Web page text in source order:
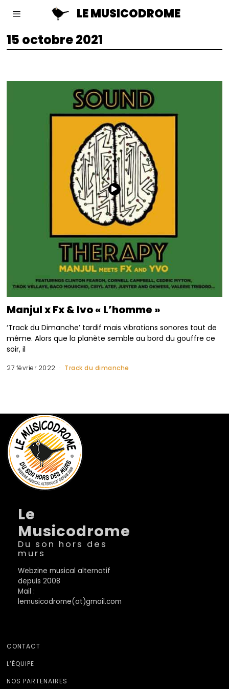
LE MUSICODROME
15 octobre 2021
Manjul x Fx & Ivo « L’homme »
‘Track du Dimanche’ tardif mais vibrations sonores tout de
même. Alors que la planète semble au bord du gouffre ce
soir, il
27 février 2022 Track du dimanche
Le
Musicodrome
Du son hors des
murs
Webzine musical alternatif
depuis 2008
Mail :
lemusicodrome(at)gmail.com
CONTACT
L’ÉQUIPE
NOS PARTENAIRES